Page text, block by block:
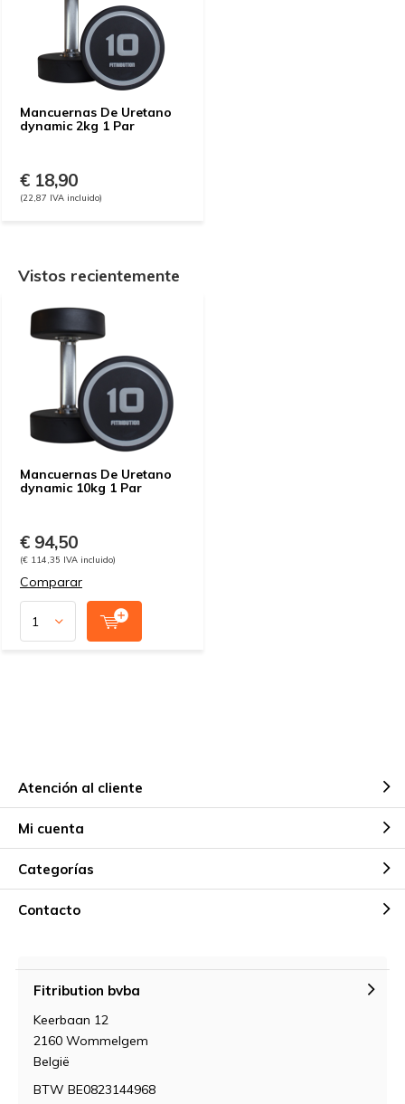
Mancuernas De Uretano
dynamic 2kg 1 Par
€ 18,90
(22,87 IVA incluido)
Vistos recientemente
Mancuernas De Uretano
dynamic 10kg 1 Par
€ 94,50
(€ 114,35 IVA incluido)
Comparar
Atención al cliente
Mi cuenta
Categorías
Contacto
Fitribution bvba
Keerbaan 12
2160 Wommelgem
België
BTW BE0823144968